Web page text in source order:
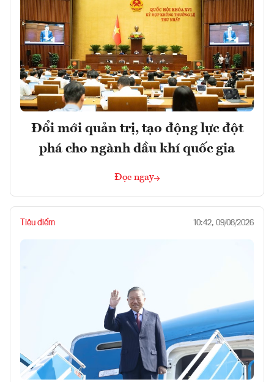
Đổi mới quản trị, tạo động lực đột
phá cho ngành dầu khí quốc gia
Đọc ngay
Tiêu điểm 10:42, 09/08/2026